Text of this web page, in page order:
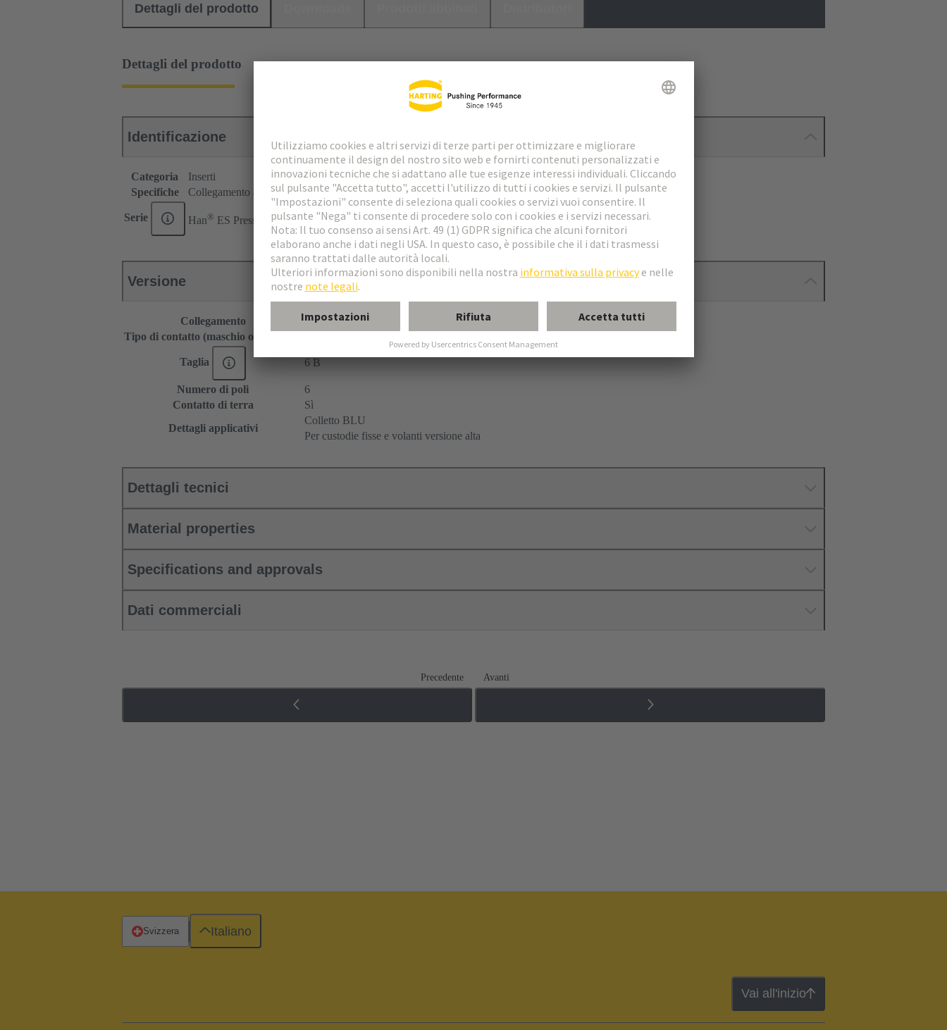
Dettagli del prodotto
Dettagli del prodotto
Identificazione
Categoria
Inserti
Specifiche
Collegamento a molla per conduttore PE
Serie Han® ES Press
Versione
Collegamento
Collegamento a molla
Tipo di contatto (maschio o femmina)
Taglia 6 B
Numero di poli
6
Contatto di terra
Sì
Dettagli applicativi
Colletto BLU
Per custodie fisse e volanti versione alta
Dettagli tecnici
Material properties
Specifications and approvals
Dati commerciali
Precedente Avanti
Vai all'inizio
Svizzera Italiano